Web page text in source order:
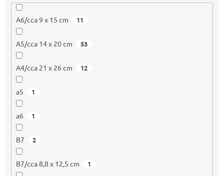
A6/cca 9 x 15 cm 11
A5/cca 14 x 20 cm 53
A4/cca 21 x 26 cm 12
a5 1
a6 1
B7 2
B7/cca 8,8 x 12,5 cm 1